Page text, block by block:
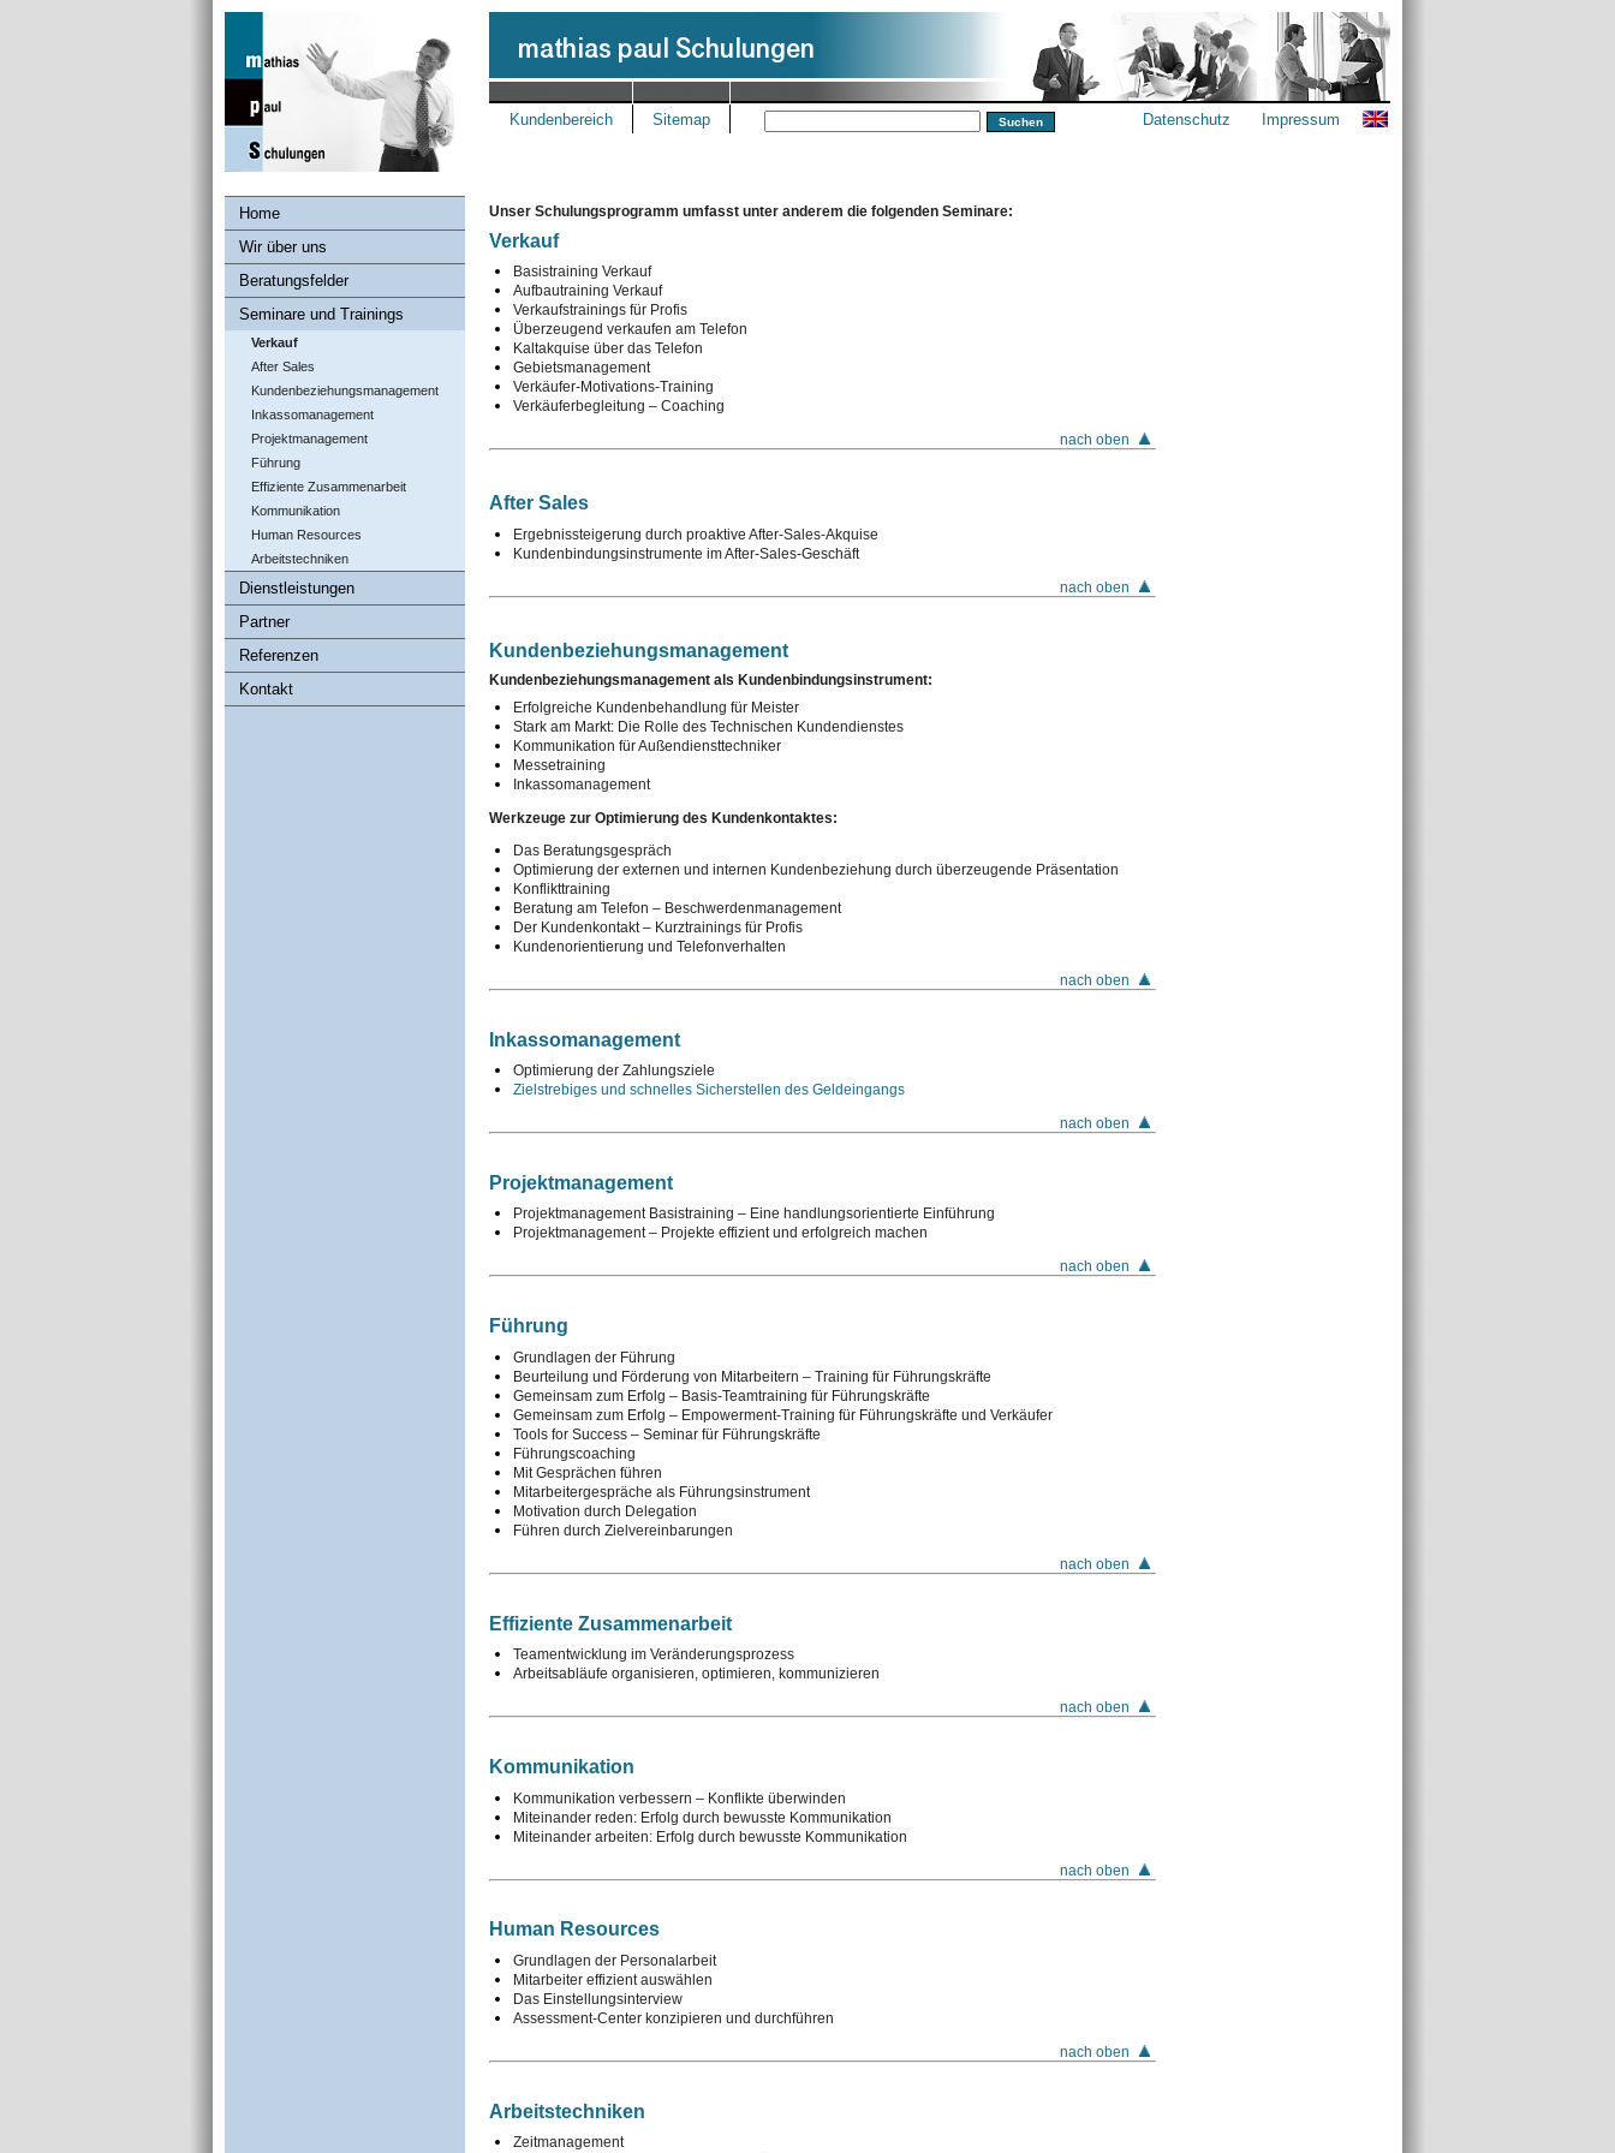
Kundenbereich Sitemap Datenschutz Impressum
Home
Wir über uns
Beratungsfelder
Seminare und Trainings
Verkauf
After Sales
Kundenbeziehungs­management
Inkassomanagement
Projektmanagement
Führung
Effiziente Zusammenarbeit
Kommunikation
Human Resources
Arbeitstechniken
Dienstleistungen
Partner
Referenzen
Kontakt
Unser Schulungsprogramm umfasst unter anderem die folgenden Seminare:
Verkauf
Basistraining Verkauf
Aufbautraining Verkauf
Verkaufstrainings für Profis
Überzeugend verkaufen am Telefon
Kaltakquise über das Telefon
Gebietsmanagement
Verkäufer-Motivations-Training
Verkäuferbegleitung – Coaching
nach oben
After Sales
Ergebnissteigerung durch proaktive After-Sales-Akquise
Kundenbindungsinstrumente im After-Sales-Geschäft
nach oben
Kundenbeziehungsmanagement
Kundenbeziehungsmanagement als Kundenbindungsinstrument:
Erfolgreiche Kundenbehandlung für Meister
Stark am Markt: Die Rolle des Technischen Kundendienstes
Kommunikation für Außendiensttechniker
Messetraining
Inkassomanagement
Werkzeuge zur Optimierung des Kundenkontaktes:
Das Beratungsgespräch
Optimierung der externen und internen Kundenbeziehung durch überzeugende Präsentation
Konflikttraining
Beratung am Telefon – Beschwerdenmanagement
Der Kundenkontakt – Kurztrainings für Profis
Kundenorientierung und Telefonverhalten
nach oben
Inkassomanagement
Optimierung der Zahlungsziele
Zielstrebiges und schnelles Sicherstellen des Geldeingangs
nach oben
Projektmanagement
Projektmanagement Basistraining – Eine handlungsorientierte Einführung
Projektmanagement – Projekte effizient und erfolgreich machen
nach oben
Führung
Grundlagen der Führung
Beurteilung und Förderung von Mitarbeitern – Training für Führungskräfte
Gemeinsam zum Erfolg – Basis-Teamtraining für Führungskräfte
Gemeinsam zum Erfolg – Empowerment-Training für Führungs­kräfte und Verkäufer
Tools for Success – Seminar für Führungskräfte
Führungscoaching
Mit Gesprächen führen
Mitarbeitergespräche als Führungsinstrument
Motivation durch Delegation
Führen durch Zielvereinbarungen
nach oben
Effiziente Zusammenarbeit
Teamentwicklung im Veränderungsprozess
Arbeitsabläufe organisieren, optimieren, kommunizieren
nach oben
Kommunikation
Kommunikation verbessern – Konflikte überwinden
Miteinander reden: Erfolg durch bewusste Kommunikation
Miteinander arbeiten: Erfolg durch bewusste Kommunikation
nach oben
Human Resources
Grundlagen der Personalarbeit
Mitarbeiter effizient auswählen
Das Einstellungsinterview
Assessment-Center konzipieren und durchführen
nach oben
Arbeitstechniken
Zeitmanagement